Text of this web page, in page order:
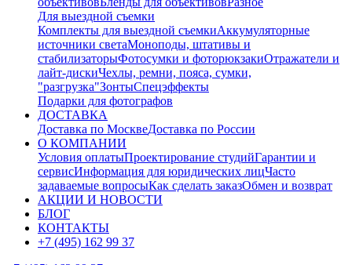
Для выездной съемки
Комплекты для выездной съемкиАккумуляторные
источники светаМоноподы, штативы и
стабилизаторыФотосумки и фоторюкзакиОтражатели и
лайт-дискиЧехлы, ремни, пояса, сумки,
"разгрузка"ЗонтыСпецэффекты
Подарки для фотографов
ДОСТАВКА
Доставка по МосквеДоставка по России
О КОМПАНИИ
Условия оплатыПроектирование студийГарантии и
сервисИнформация для юридических лицЧасто
задаваемые вопросыКак сделать заказОбмен и возврат
АКЦИИ И НОВОСТИ
БЛОГ
КОНТАКТЫ
+7 (495) 162 99 37